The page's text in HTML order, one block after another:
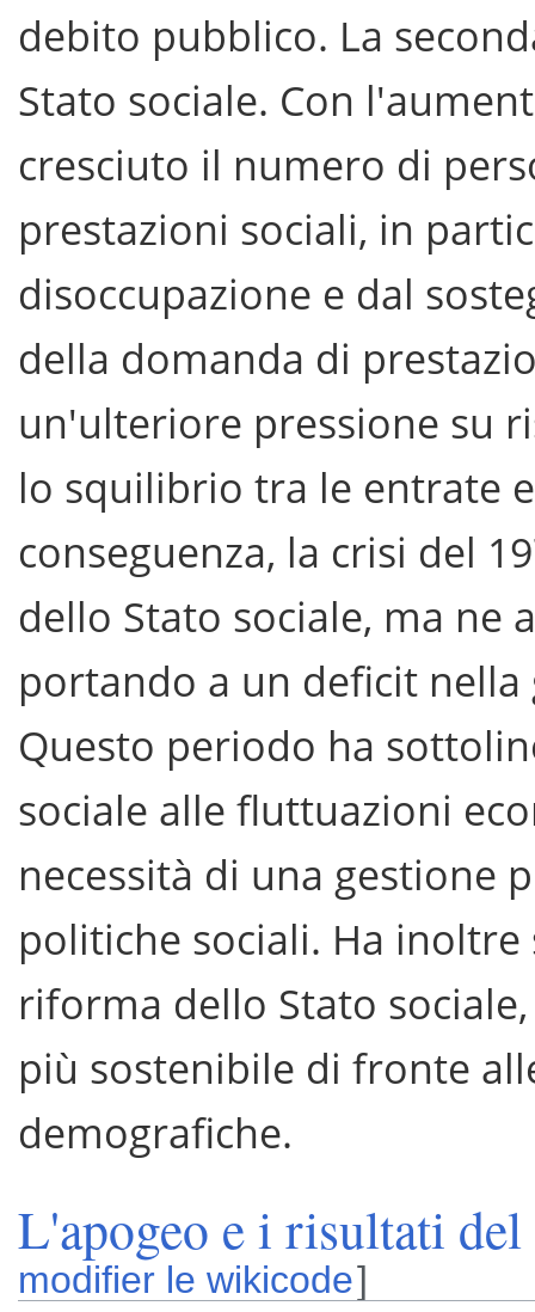
debito pubblico. La
Stato sociale. Con
cresciuto il numero di
prestazioni sociali, in
disoccupazione e dal
della domanda di
un'ulteriore pressione su
lo squilibrio tra le entrate
conseguenza, la crisi del
dello Stato sociale, ma ne
portando a un deficit
Questo periodo ha
sociale alle fluttuazioni
necessità di una gestione
politiche sociali. Ha
riforma dello Stato
più sostenibile di fronte
demografiche.
L'apogeo e i risultati del
modifier le wikicode]